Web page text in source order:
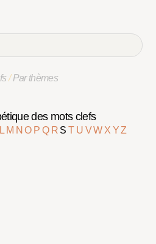
/Par thèmes
des mots clefs
L M NO P Q R ST U VW X YZ